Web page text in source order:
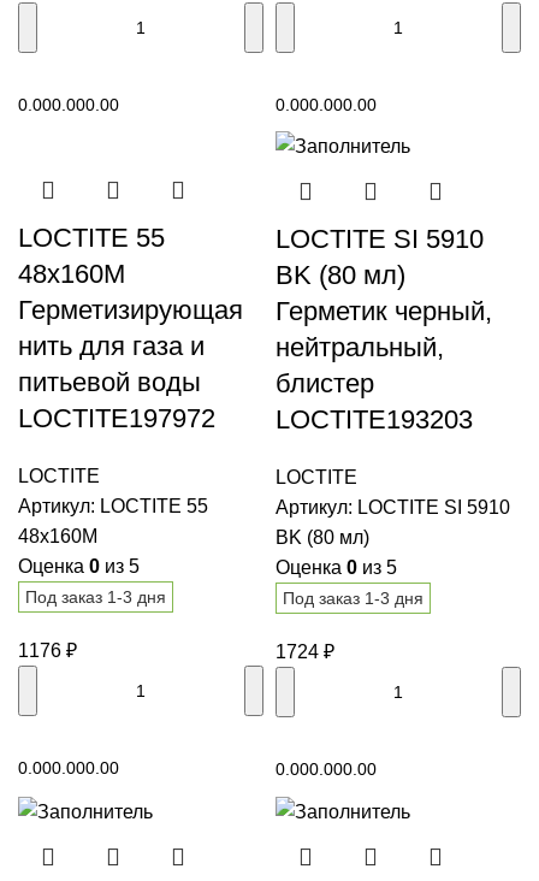
0.000.000.00
0.000.000.00
LOCTITE 55
48x160M
Герметизирующая
нить для газа и
питьевой воды
LOCTITE197972
LOCTITE
Артикул: LOCTITE 55
48x160M
Оценка 0 из 5
Под заказ 1-3 дня
1176 ₽
0.000.000.00
LOCTITE SI 5910
BK (80 мл)
Герметик черный,
нейтральный,
блистер
LOCTITE193203
LOCTITE
Артикул: LOCTITE SI 5910
BK (80 мл)
Оценка 0 из 5
Под заказ 1-3 дня
1724 ₽
0.000.000.00